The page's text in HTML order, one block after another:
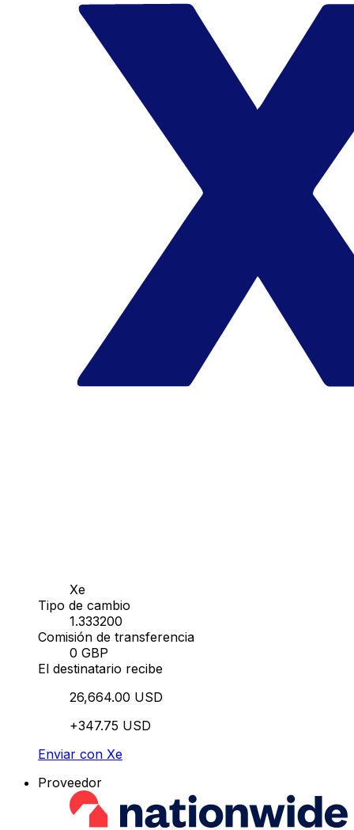
Xe
Tipo de cambio
1.333200
Comisión de transferencia
0 GBP
El destinatario recibe
26,664.00 USD
+347.75 USD
Enviar con Xe
Proveedor